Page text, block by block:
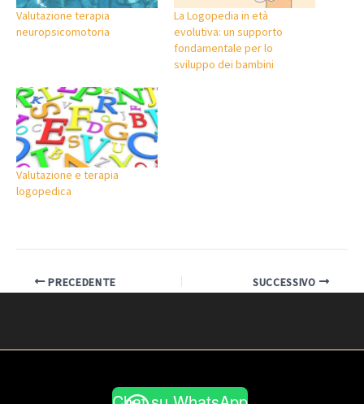
Valutazione terapia
neuropsicomotoria
La Logopedia in età
evolutiva: un supporto
fondamentale per lo
sviluppo dei bambini
Valutazione e terapia
logopedica
PRECEDENTE SUCCESSIVO